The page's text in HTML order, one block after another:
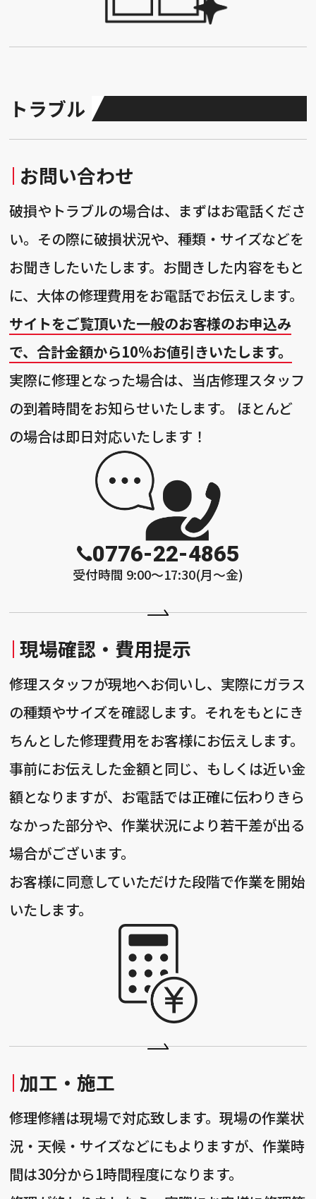
トラブル
お問い合わせ
破損やトラブルの場合は、まずはお電話くださ
い。その際に破損状況や、種類・サイズなどを
お聞きしたいたします。お聞きした内容をもと
に、大体の修理費用をお電話でお伝えします。
サイトをご覧頂いた一般のお客様のお申込み
で、合計金額から10%お値引きいたします。
実際に修理となった場合は、当店修理スタッフ
の到着時間をお知らせいたします。 ほとんど
の場合は即日対応いたします！
0776-22-4865
受付時間 9:00〜17:30(月〜金)
現場確認・費用提示
修理スタッフが現地へお伺いし、実際にガラス
の種類やサイズを確認します。それをもとにき
ちんとした修理費用をお客様にお伝えします。
事前にお伝えした金額と同じ、もしくは近い金
額となりますが、お電話では正確に伝わりきら
なかった部分や、作業状況により若干差が出る
場合がございます。
お客様に同意していただけた段階で作業を開始
いたします。
加工・施工
修理修繕は現場で対応致します。現場の作業状
況・天候・サイズなどにもよりますが、作業時
間は30分から1時間程度になります。